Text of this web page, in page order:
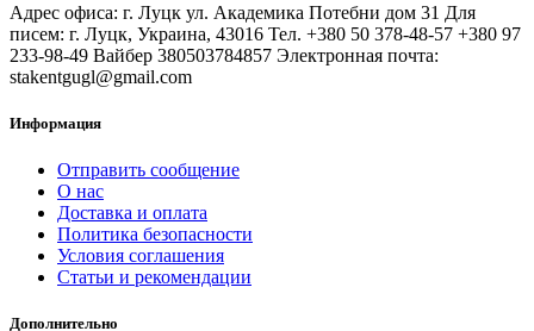
Адрес офиса: г. Луцк ул. Академика Потебни дом 31 Для
писем: г. Луцк, Украина, 43016 Тел. +380 50 378-48-57 +380 97
233-98-49 Вайбер 380503784857 Электронная почта:
stakentgugl@gmail.com
Информация
Отправить сообщение
О нас
Доставка и оплата
Политика безопасности
Условия соглашения
Статьи и рекомендации
Дополнительно